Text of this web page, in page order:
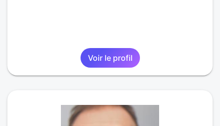
Voir le profil